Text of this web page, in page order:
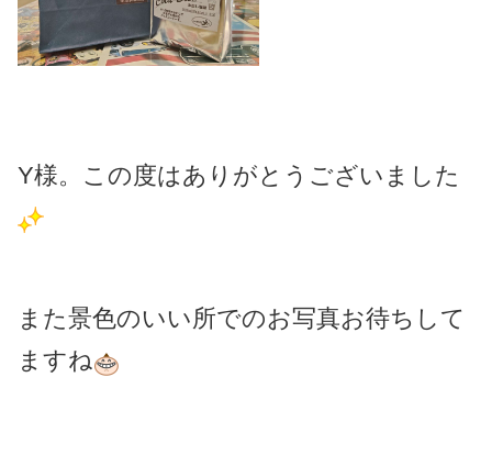
Y様。この度はありがとうございました
また景色のいい所でのお写真お待ちして
ますね